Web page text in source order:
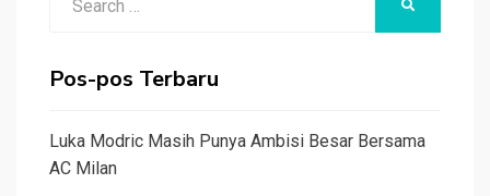
Pos-pos Terbaru
Luka Modric Masih Punya Ambisi Besar Bersama
AC Milan